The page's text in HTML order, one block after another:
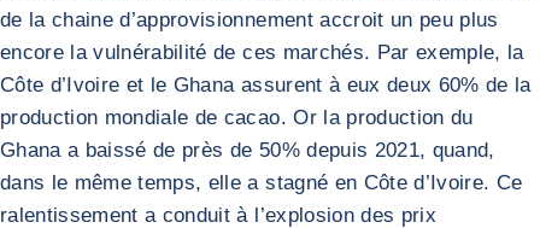
de la chaine d’approvisionnement accroit un peu plus
encore la vulnérabilité de ces marchés. Par exemple, la
Côte d’Ivoire et le Ghana assurent à eux deux 60% de la
production mondiale de cacao. Or la production du
Ghana a baissé de près de 50% depuis 2021, quand,
dans le même temps, elle a stagné en Côte d’Ivoire. Ce
ralentissement a conduit à l’explosion des prix